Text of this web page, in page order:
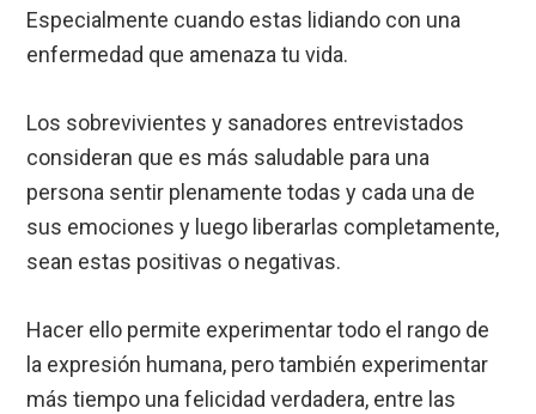
Especialmente cuando estas lidiando con una
enfermedad que amenaza tu vida.
Los sobrevivientes y sanadores entrevistados
consideran que es más saludable para una
persona sentir plenamente todas y cada una de
sus emociones y luego liberarlas completamente,
sean estas positivas o negativas.
Hacer ello permite experimentar todo el rango de
la expresión humana, pero también experimentar
más tiempo una felicidad verdadera, entre las